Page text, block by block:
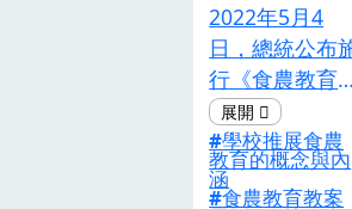
2022年5月4
日，總統公布
行《食農教育
法》，臺灣食農
教育推動邁向了
嶄新的里程碑。
學校推展食農
教育的概念與內
涵
食農教育教案